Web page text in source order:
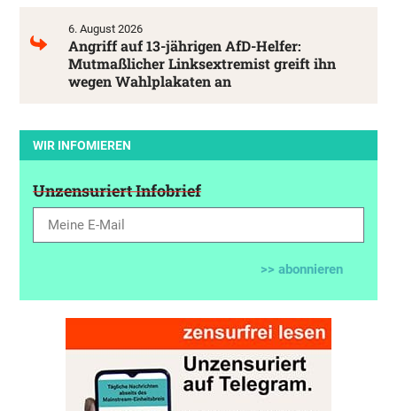
6. August 2026
Angriff auf 13-jährigen AfD-Helfer:
Mutmaßlicher Linksextremist greift ihn
wegen Wahlplakaten an
WIR INFOMIEREN
Unzensuriert Infobrief
>> abonnieren